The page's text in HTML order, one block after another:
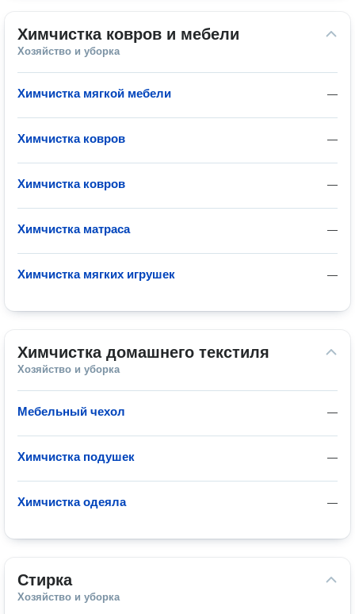
Химчистка ковров и мебели
Хозяйство и уборка
—
Химчистка мягкой мебели
—
Химчистка ковров
—
Химчистка ковров
—
Химчистка матраса
—
Химчистка мягких игрушек
Химчистка домашнего текстиля
Хозяйство и уборка
—
Мебельный чехол
—
Химчистка подушек
—
Химчистка одеяла
Стирка
Хозяйство и уборка